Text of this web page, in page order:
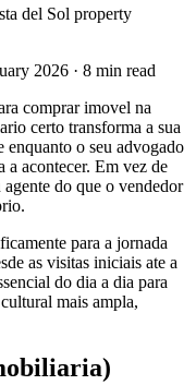
del Sol property
2026 · 8 min read
comprar imovel na
certo transforma a sua
enquanto o seu advogado
a acontecer. Em vez de
do que o vendedor
para a jornada
as visitas iniciais ate a
do dia a dia para
mais ampla,